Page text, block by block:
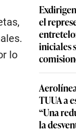
lo
el
iniciales
TUUA a
“Una
la